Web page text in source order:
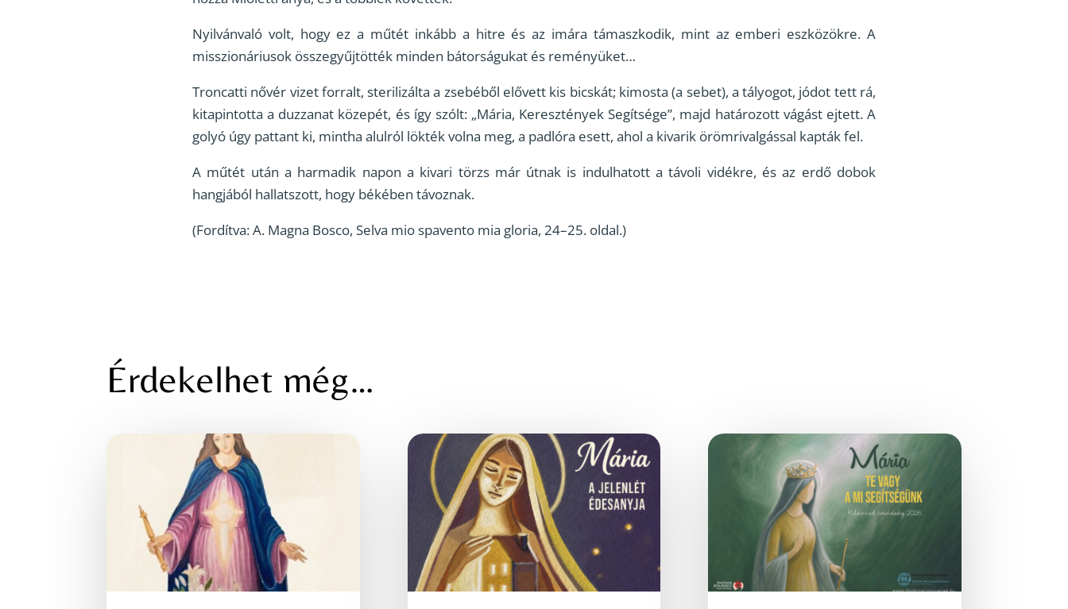
Nyilvánvaló volt, hogy ez a műtét inkább a hitre és az imára támaszkodik, mint az emberi eszközökre. A
misszionáriusok összegyűjtötték minden bátorságukat és reményüket…
Troncatti nővér vizet forralt, sterilizálta a zsebéből elővett kis bicskát; kimosta (a sebet), a tályogot, jódot tett rá,
kitapintotta a duzzanat közepét, és így szólt: „Mária, Keresztények Segítsége”, majd határozott vágást ejtett. A
golyó úgy pattant ki, mintha alulról lökték volna meg, a padlóra esett, ahol a kivarik örömrivalgással kapták fel.
A műtét után a harmadik napon a kivari törzs már útnak is indulhatott a távoli vidékre, és az erdő dobok
hangjából hallatszott, hogy békében távoznak.
(Fordítva: A. Magna Bosco, Selva mio spavento mia gloria, 24–25. oldal.)
Érdekelhet még…